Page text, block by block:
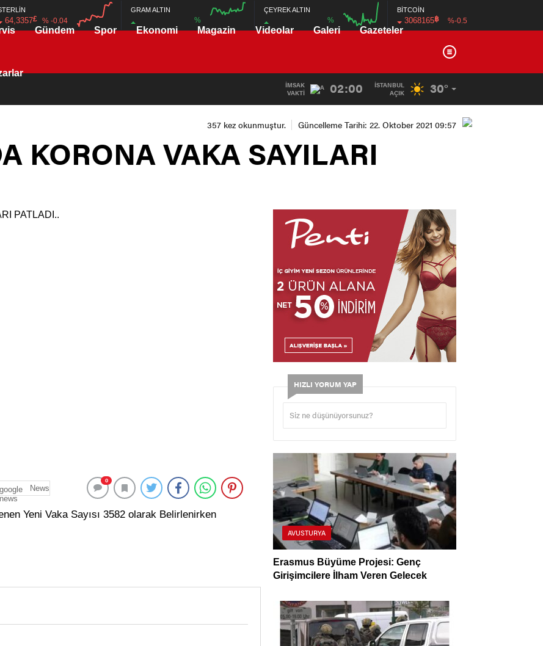
64,3357£ % -0.04
GRAM ALTIN
%
ÇEYREK ALTIN
%
BİTCOİN
3068165฿ %-0.5
Gündem Spor Ekonomi Magazin Videolar Galeri Gazeteler
İMSAK
VAKTI
02:00
İSTANBUL
AÇIK
30°
357 kez okunmuştur. Güncelleme Tarihi: 22. Oktober 2021 09:57
KORONA VAKA SAYILARI
News
0
Yeni Vaka Sayısı 3582 olarak Belirlenirken
HIZLI YORUM YAP
AVUSTURYA
Erasmus Büyüme Projesi: Genç
Girişimcilere İlham Veren Gelecek